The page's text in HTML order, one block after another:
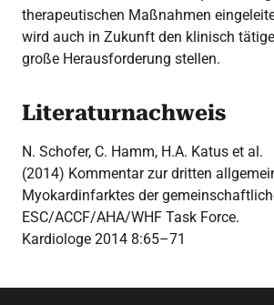
therapeutischen Maßnahmen
wird auch in Zukunft den klinisch
große Herausforderung stellen.
Literaturnachweis
N. Schofer, C. Hamm, H.A. Katus et al.
(2014) Kommentar zur dritten
Myokardinfarktes der
ESC/ACCF/AHA/WHF Task Force.
Kardiologe 2014 8:65–71